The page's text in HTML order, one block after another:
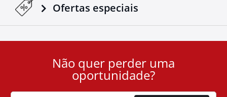
Ofertas especiais
Cookie
Não quer perder uma
oportunidade?